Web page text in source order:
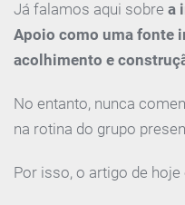
Já falamos aqui sobre a
Apoio como uma fonte
acolhimento e
No entanto, nunca
na rotina do grupo
Por isso, o artigo de hoje